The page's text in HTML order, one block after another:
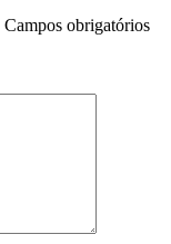
Campos obrigatórios